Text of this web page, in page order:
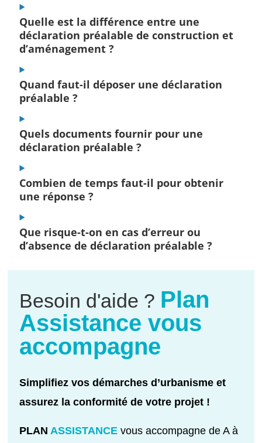
Quelle est la différence entre une
déclaration préalable de construction et
d’aménagement ?
Quand faut-il déposer une déclaration
préalable ?
Quels documents fournir pour une
déclaration préalable ?
Combien de temps faut-il pour obtenir
une réponse ?
Que risque-t-on en cas d’erreur ou
d’absence de déclaration préalable ?
Besoin d'aide ? Plan
Assistance vous
accompagne
Simplifiez vos démarches d’urbanisme et
assurez la conformité de votre projet !
PLANASSISTANCE vous accompagne de A à